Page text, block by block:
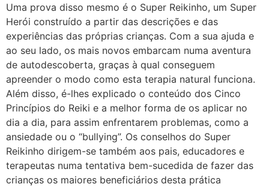
Uma prova disso mesmo é o Super Reikinho, um Super
Herói construído a partir das descrições e das
experiências das próprias crianças. Com a sua ajuda e
ao seu lado, os mais novos embarcam numa aventura
de autodescoberta, graças à qual conseguem
apreender o modo como esta terapia natural funciona.
Além disso, é-lhes explicado o conteúdo dos Cinco
Princípios do Reiki e a melhor forma de os aplicar no
dia a dia, para assim enfrentarem problemas, como a
ansiedade ou o “bullying”. Os conselhos do Super
Reikinho dirigem-se também aos pais, educadores e
terapeutas numa tentativa bem-sucedida de fazer das
crianças os maiores beneficiários desta prática